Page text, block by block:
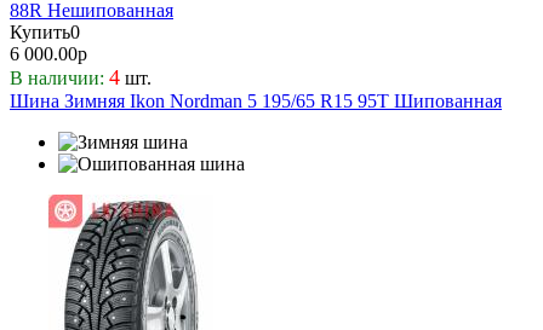
Купить0
6 000.00р
В наличии: 4 шт.
Шина Зимняя Ikon Nordman 5 195/65 R15 95T Шипованная